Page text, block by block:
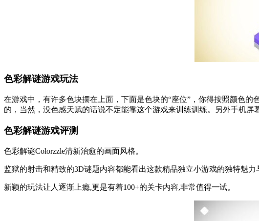
色彩解谜游戏玩法
在游戏中，有许多色块摆在上面，下面是色块的“座位”，你得按照颜色
的，当然，没色感天赋的话说不定能靠这个游戏来训练训练。另外手机
色彩解谜游戏评测
色彩解谜Colorzzle清新治愈的画面风格。
监狱的射击和精致的3D谜题内容都能看出这款精品独立小游戏的独特魅力
新颖的玩法让人逐渐上瘾,更是有着100+的关卡内容,非常值得一试。